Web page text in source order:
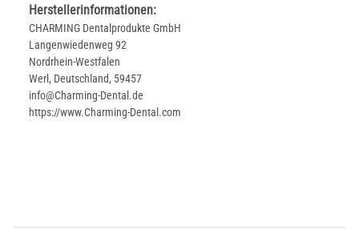
Herstellerinformationen:
CHARMING Dentalprodukte GmbH
Langenwiedenweg 92
Nordrhein-Westfalen
Werl, Deutschland, 59457
info@Charming-Dental.de
https://www.Charming-Dental.com